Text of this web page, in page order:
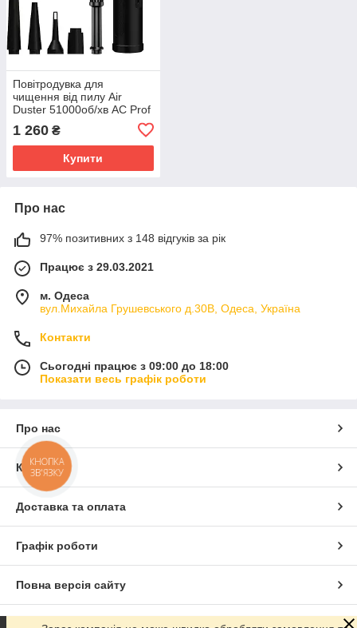
Повітродувка для
чищення від пилу Air
Duster 51000об/хв AC Prof
1 260 ₴
Купити
Про нас
97% позитивних з 148 відгуків за рік
Працює з 29.03.2021
м. Одеса
вул.Михайла Грушевського д.30В, Одеса, Україна
Контакти
Сьогодні працює з 09:00 до 18:00
Показати весь графік роботи
Про нас
Контакти
Доставка та оплата
Графік роботи
Повна версія сайту
Сайт створено на маркетплейсі Prom.ua
КНОПКА
ЗВ'ЯЗКУ